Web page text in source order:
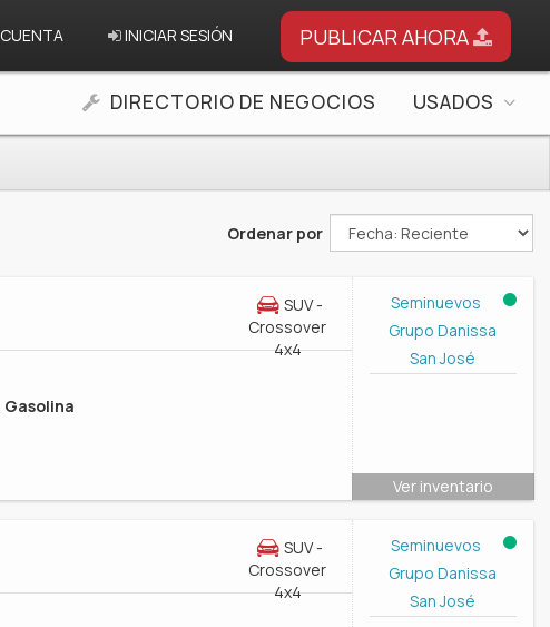
INICIAR SESIÓN PUBLICAR AHORA
USADOS
DIRECTORIO DE NEGOCIOS
Ordenar por
SUV -
Crossover
4x4
Gasolina
Seminuevos
Grupo Danissa
San José
Ver inventario
SUV -
Crossover
4x4
Seminuevos
Grupo Danissa
San José